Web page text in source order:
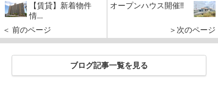
【賃貸】新着物件
情...
＜ 前のページ
オープンハウス開催‼
＞次のページ
ブログ記事一覧を見る